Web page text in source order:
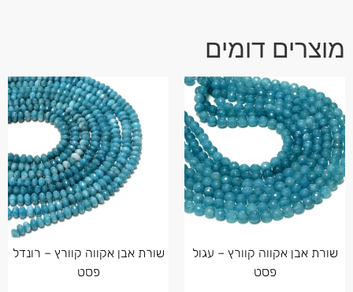
מוצרים דומים
שורת אבן אקווה קוורץ – עגול
פסט
שורת אבן אקווה קוורץ – רונדל
פסט